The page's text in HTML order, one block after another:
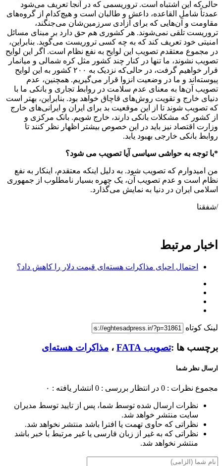
حالی‌که این اشتباه است. تروریسمی که در آنجا تعریف می‌شود
عمدتاً شامل القاعده، داعش و طالبان است و هیچ‌کدام از گروه‌های
مقاومت و آن‌هایی که برای آزادی سرزمین‌شان می‌جنگند،
تروریست تلقی نمی‌شوند. هر کشوری هم حق دارد بر مبنای مسائل
امنیتی خود تعریف کند که به چه کسی تروریست می‌گوید. بنابراین،
در مجموع معتقدم تصویب این لوایح به نفع نظام است. اگر این لوایح
تصویب نشوند، ما تنها در کنار چند کشور مثل کره شمالی و میانمار
قرار خواهیم گرفت، در حالی‌که نزدیک به ۲۰۰ کشور به این لوایح
پیوسته‌اند و ما در وضعیت انزوا قرار می‌گیریم. همچنین، عدم
تصویب آن‌ها به معنای عدم سلامت در روابط تجاری و بانکی ما با
دنیای خارج و تقویت روش‌های قاچاق خواهد بود. بنابراین، بهتر است
که تصویب شوند تا از این موقعیت بد برای ایران و ایرانی‌های خارج
از کشور که مشکلات بانکی دارند، خارج شویم. بانک مرکزی و
وزارت اقتصاد نیز باید در این خصوص بیشتر اظهار نظر کنند تا
روابط بانکی خارجی بهبود یابد.
*با توجه به حواشی سیاسی آیا تصویب می شود؟
من امیدوارم که تصویب شود. به دلیل اینکه معتقدم، اینکار به نفع
نظام است و عدم تصویب آن، یک چهره بسیار نامطلوب از جمهوری
اسلامی ایران در دنیا به نمایش می‌گذارد.
/شفقنا
اخبار مرتبط
احتمال احیای مذاکرات هسته‌ای قیمت دلار را کاهش داد؟
لینک کوتاه
برچسب ها :تصویب FATA ، مذاکرات هسته‌ای
ارسال نظر شما
مجموع نظرات : 0 در انتظار بررسی : 0 انتشار یافته : ۰
نظرات ارسال شده توسط شما، پس از تایید توسط مدیران
سایت منتشر خواهد شد.
نظراتی که حاوی تهمت یا افترا باشد منتشر نخواهد شد.
نظراتی که به غیر از زبان فارسی یا غیر مرتبط با خبر باشد
منتشر نخواهد شد.